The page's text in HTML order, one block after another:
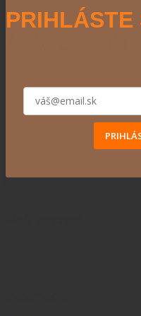
PRIHLÁSTE